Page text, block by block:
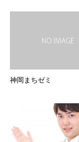
神岡まちゼミ